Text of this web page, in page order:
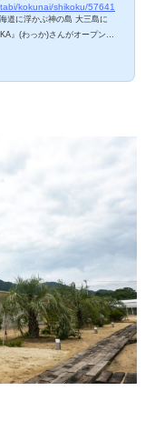
kokunai/shikoku/57641
道に浮かぶ神の島 大三島に
』(わっか)さんがオープンさ
総合施設。内覧会＆カフェプ